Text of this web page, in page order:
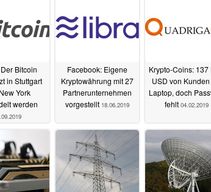
Bitcoin
in Stuttgart
York
werden
Facebook: Eigene
Kryptowährung mit 27
Partnerunternehmen
vorgestellt 18.06.2019
Krypto-Coins: 137
USD von
Laptop, doch
fehlt 04.02.2019